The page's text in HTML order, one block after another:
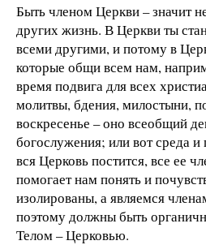
Быть членом Церкви – значит
других жизнь. В Церкви ты
всеми другими, и потому в
которые общи всем нам,
время подвига для всех
молитвы, бдения, милостыни,
воскресенье – оно всеобщий
богослужения; или вот среда и
вся Церковь постится, все ее
помогает нам понять и
изолированы, а являемся
поэтому должны быть
Телом – Церковью.